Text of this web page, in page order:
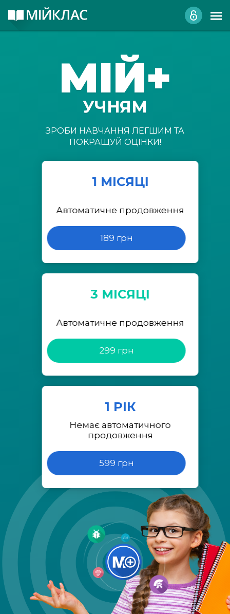
МІЙ+
УЧНЯМ
ЗРОБИ НАВЧАННЯ ЛЕГШИМ ТА
ПОКРАЩУЙ ОЦІНКИ!
1 МІСЯЦІ
Автоматичне продовження
189 грн
3 МІСЯЦІ
Автоматичне продовження
299 грн
1 РІК
Немає автоматичного
продовження
599 грн